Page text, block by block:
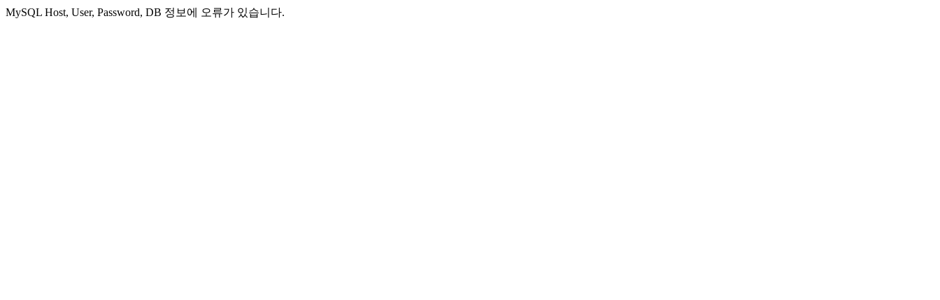
MySQL Host, User, Password, DB 정보에 오류가 있습니다.